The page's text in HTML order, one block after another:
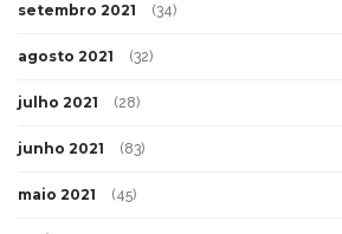
setembro 2021 (34)
agosto 2021 (32)
julho 2021 (28)
junho 2021 (83)
maio 2021 (45)